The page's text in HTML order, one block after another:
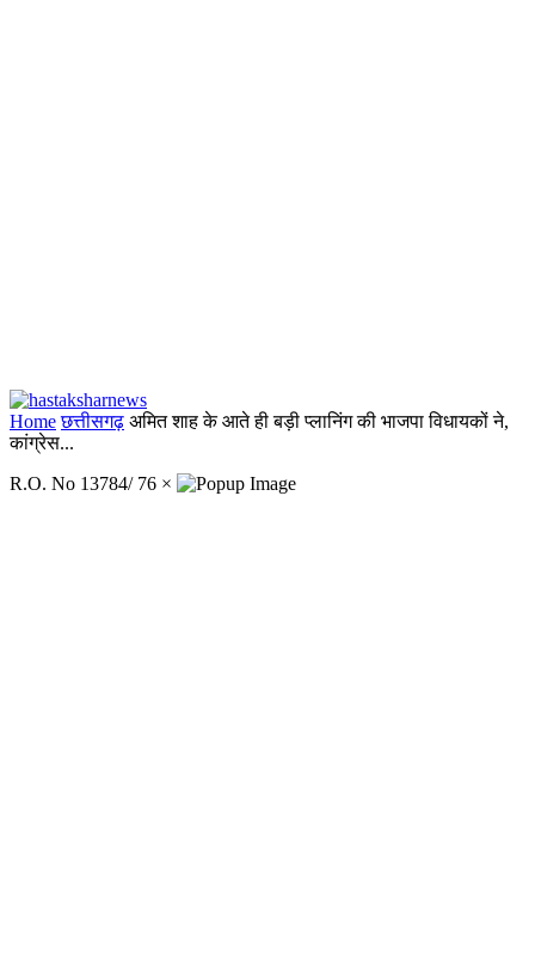
Home छत्तीसगढ़ अमित शाह के आते ही बड़ी प्लानिंग की भाजपा विधायकों ने,
कांग्रेस...
R.O. No 13784/ 76 ×